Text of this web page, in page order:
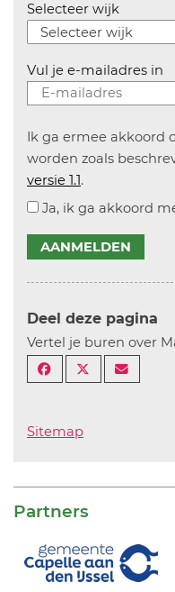
Selecteer wijk
Vul je e-mailadres in
Ik ga ermee akkoord
worden zoals
versie 1.1.
Ja, ik ga akkoord
AANMELDEN
Deel deze pagina
Vertel je buren over
Sitemap
Partners